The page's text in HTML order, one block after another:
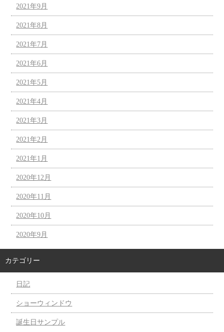
2021年9月
2021年8月
2021年7月
2021年6月
2021年5月
2021年4月
2021年3月
2021年2月
2021年1月
2020年12月
2020年11月
2020年10月
2020年9月
カテゴリー
日記
ショーウィンドウ
誕生日サンプル